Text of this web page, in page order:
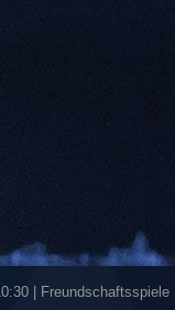
| Freundschaftsspiele